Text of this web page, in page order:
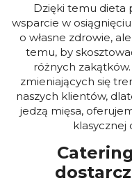
Dzięki temu dieta
wsparcie w
o własne zdrowie,
temu, by
różnych
zmieniających się
naszych klientów,
jedzą mięsa,
klasycznej